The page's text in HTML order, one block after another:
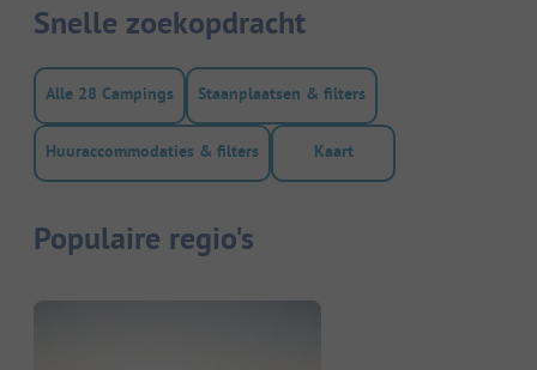
Snelle zoekopdracht
Alle 28 Campings Staanplaatsen & filters
Huuraccommodaties & filters Kaart
Populaire regio's